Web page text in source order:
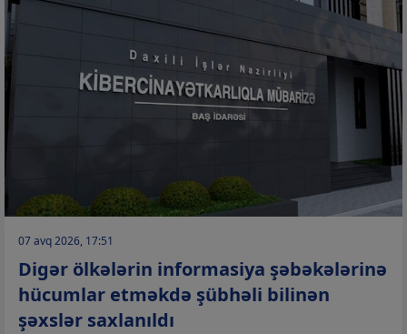
07 avq 2026, 17:51
Digər ölkələrin informasiya şəbəkələrinə
hücumlar etməkdə şübhəli bilinən
şəxslər saxlanıldı